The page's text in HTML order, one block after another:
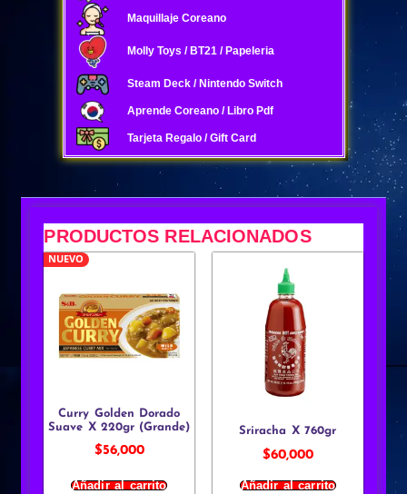
Maquillaje Coreano
Molly Toys / BT21 / Papeleria
Steam Deck / Nintendo Switch
Aprende Coreano / Libro Pdf
Tarjeta Regalo / Gift Card
PRODUCTOS RELACIONADOS
NUEVO
Curry Golden Dorado
Suave X 220gr (Grande)
$56,000
Añadir al carrito
Sriracha X 760gr
$60,000
Añadir al carrito